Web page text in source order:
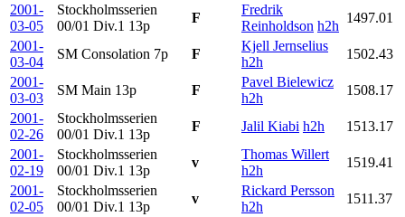
2001-
03-05
Stockholmsserien
00/01 Div.1 13p
F
Fredrik
Reinholdson h2h
1497.01
2001-
03-04
SM Consolation 7p F
Kjell Jernselius
h2h
1502.43
2001-
03-03
SM Main 13p F
Pavel Bielewicz
h2h
1508.17
2001-
02-26
Stockholmsserien
00/01 Div.1 13p
F Jalil Kiabi h2h
1513.17
2001-
02-19
Stockholmsserien
00/01 Div.1 13p
v
Thomas Willert
h2h
1519.41
2001-
02-05
Stockholmsserien
00/01 Div.1 13p
v
Rickard Persson
h2h
1511.37